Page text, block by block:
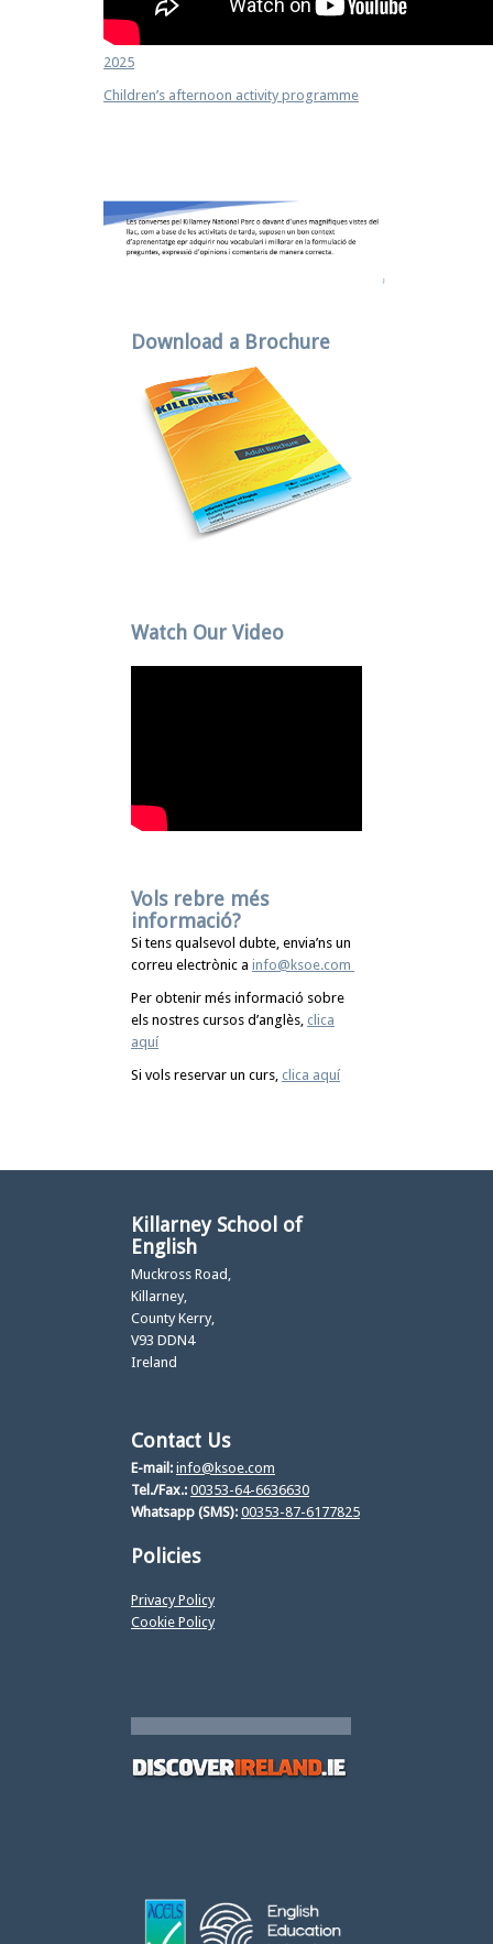
2025
Children’s afternoon activity programme
Download a Brochure
Watch Our Video
Vols rebre més
informació?
Si tens qualsevol dubte, envia’ns un
correu electrònic a info@ksoe.com
Per obtenir més informació sobre
els nostres cursos d’anglès, clica
aquí
Si vols reservar un curs, clica aquí
Killarney School of
English
Muckross Road,
Killarney,
County Kerry,
V93 DDN4
Ireland
Contact Us
E-mail: info@ksoe.com
Tel./Fax.: 00353-64-6636630
Whatsapp (SMS): 00353-87-6177825
Policies
Privacy Policy
Cookie Policy